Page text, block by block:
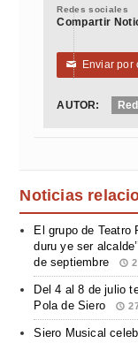
Redes sociales
Compartir
✉ Enviar por
AUTOR:
Noticias
El grupo de Teatro
duru ye ser
de septiembre
Del 4 al 8 de julio
Pola de Siero
Siero Musical